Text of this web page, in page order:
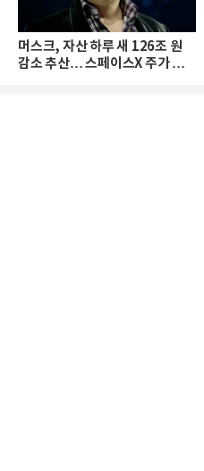
머스크, 자산 하루 새 126조 원
감소 추산… 스페이스X 주가 하